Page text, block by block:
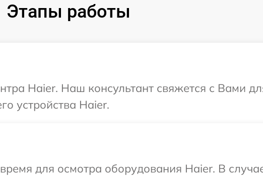
Этапы работы
Haier. Наш консультант свяжется с Вами
устройства Haier.
для осмотра оборудования Haier. В